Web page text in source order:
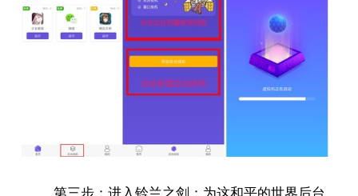
第三步：进入铃兰之剑：为这和平的世界后台